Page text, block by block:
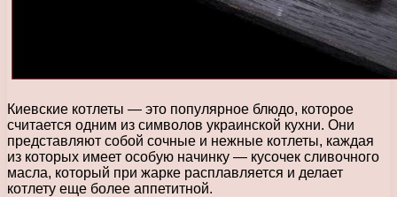
Киевские котлеты — это популярное блюдо, которое
считается одним из символов украинской кухни. Они
представляют собой сочные и нежные котлеты, каждая
из которых имеет особую начинку — кусочек сливочного
масла, который при жарке расплавляется и делает
котлету еще более аппетитной.